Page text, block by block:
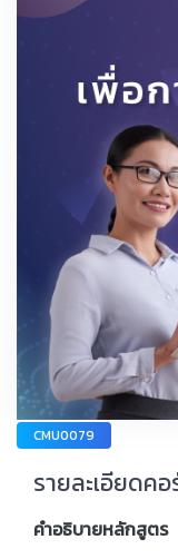
CMU0079
รายละเอียดค
คำอธิบายหลักสูตร